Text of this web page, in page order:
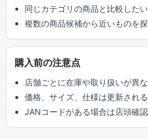
同じカテゴリの商品と比較したい
複数の商品候補から近いものを
購入前の注意点
店舗ごとに在庫や取り扱いが異
価格、サイズ、仕様は更新される
JANコードがある場合は店頭確